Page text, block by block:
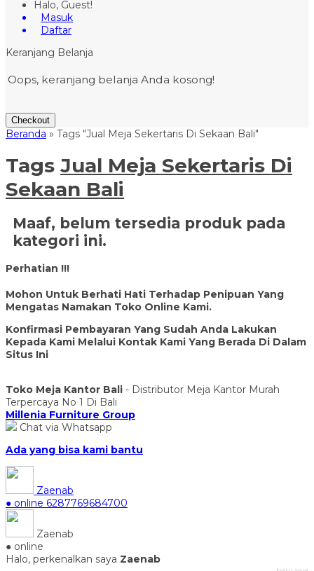
Halo, Guest!
Masuk
Daftar
Keranjang Belanja
Oops, keranjang belanja Anda kosong!
Checkout
Beranda » Tags "Jual Meja Sekertaris Di Sekaan Bali"
Tags Jual Meja Sekertaris Di
Sekaan Bali
Maaf, belum tersedia produk pada
kategori ini.
Perhatian !!!
Mohon Untuk Berhati Hati Terhadap Penipuan Yang
Mengatas Namakan Toko Online Kami.
Konfirmasi Pembayaran Yang Sudah Anda Lakukan
Kepada Kami Melalui Kontak Kami Yang Berada Di Dalam
Situs Ini
Toko Meja Kantor Bali - Distributor Meja Kantor Murah
Terpercaya No 1 Di Bali
Millenia Furniture Group
Chat via Whatsapp
Ada yang bisa kami bantu
Zaenab
● online 6287769684700
Zaenab
● online
Halo, perkenalkan saya Zaenab